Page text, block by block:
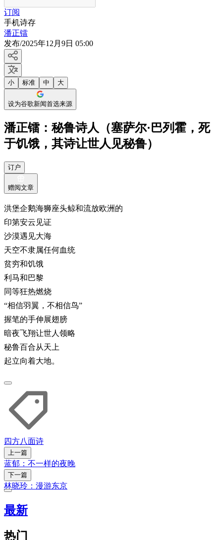
订阅
手机诗存
潘正镭
发布/2025年12月9日 05:00
小 标准 中 大
设为谷歌新闻首选来源
潘正镭：秘鲁诗人（塞萨尔·巴列霍，死
于饥饿，其诗让世人见秘鲁）
订户
赠阅文章
洪堡企鹅海狮座头鲸和流放欧洲的
印第安云见证
沙漠遇见大海
天空不隶属任何血统
贫穷和饥饿
利马和巴黎
同等狂热燃烧
“相信羽翼，不相信鸟”
握笔的手伸展翅膀
暗夜飞翔让世人领略
秘鲁百合从天上
起立向着大地。
四方八面诗
上一篇
蓝郁：不一样的夜晚
下一篇
林晓玲：漫游东京
最新
热门